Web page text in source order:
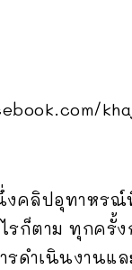
คลิปอุทาหรณ์ที่
รก็ตาม ทุกครั้
ดำเนินงานแล